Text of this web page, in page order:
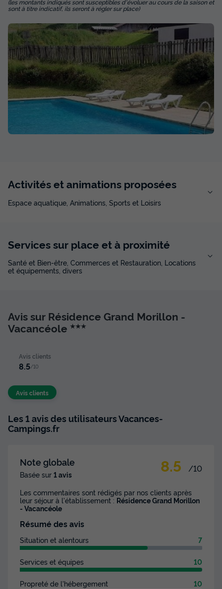
(les montants indiqués sont susceptibles d'évoluer au cours de la saison et
sont à titre indicatif, ils seront à régler sur place)
Activités et animations proposées
Espace aquatique, Animations, Sports et Loisirs
Services sur place et à proximité
Santé et Bien-être, Commerces et Restauration, Locations
et équipements, divers
Avis sur Résidence Grand Morillon -
Vacancéole ★★★
Avis clients
8.5/10
Avis clients
Les 1 avis des utilisateurs Vacances-
Campings.fr
Note globale
Basée sur 1 avis 8.5 /10
Les commentaires sont rédigés par nos clients après
leur séjour à l'établissement : Résidence Grand Morillon
- Vacancéole
Résumé des avis
Situation et alentours 7
Services et équipes 10
Propreté de l'hébergement 10